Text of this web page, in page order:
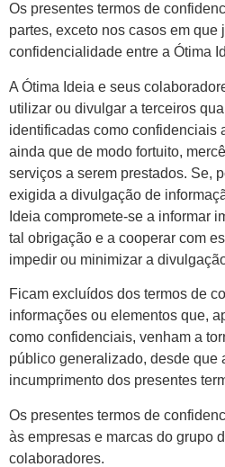
Os presentes termos de
partes, exceto nos casos em que
confidencialidade entre a Ótima
A Ótima Ideia e seus
utilizar ou divulgar a terceiros
identificadas como confidenciais
ainda que de modo fortuito,
serviços a serem prestados. Se,
exigida a divulgação de
Ideia compromete-se a informar
tal obrigação e a cooperar com
impedir ou minimizar a
Ficam excluídos dos termos de
informações ou elementos que,
como confidenciais, venham a
público generalizado, desde que
incumprimento dos presentes
Os presentes termos de
às empresas e marcas do grupo
colaboradores.